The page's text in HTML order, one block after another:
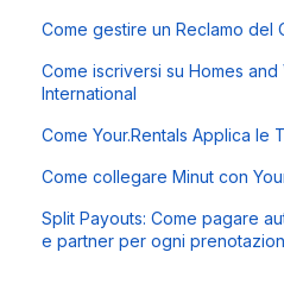
Come gestire un Reclamo del
Come iscriversi su Homes
International
Come Your.Rentals Applica le
Come collegare Minut con
Split Payouts: Come pagare
e partner per ogni